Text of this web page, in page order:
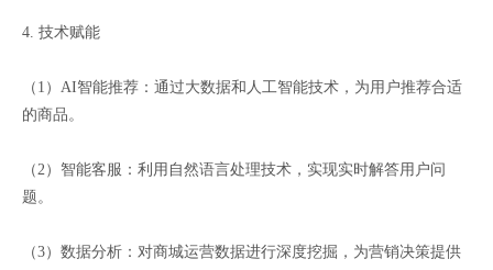
4. 技术赋能
（1）AI智能推荐：通过大数据和人工智能技术，为用户推荐合适
的商品。
（2）智能客服：利用自然语言处理技术，实现实时解答用户问
题。
（3）数据分析：对商城运营数据进行深度挖掘，为营销决策提供